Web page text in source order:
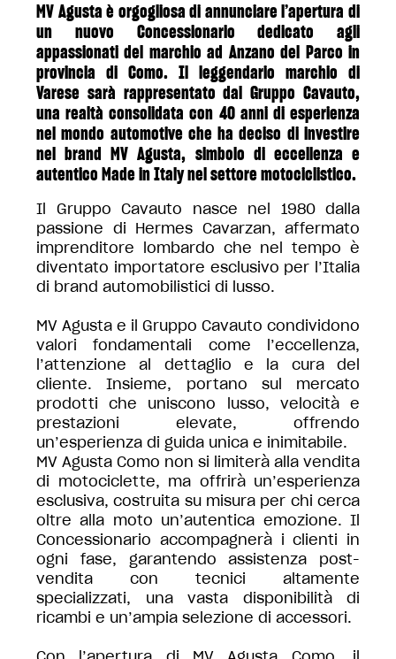
MV Agusta è orgogliosa di annunciare l’apertura di
un nuovo Concessionario dedicato agli
appassionati del marchio ad Anzano del Parco in
provincia di Como. Il leggendario marchio di
Varese sarà rappresentato dal Gruppo Cavauto,
una realtà consolidata con 40 anni di esperienza
nel mondo automotive che ha deciso di investire
nel brand MV Agusta, simbolo di eccellenza e
autentico Made in Italy nel settore motociclistico.
Il Gruppo Cavauto nasce nel 1980 dalla
passione di Hermes Cavarzan, affermato
imprenditore lombardo che nel tempo è
diventato importatore esclusivo per l’Italia
di brand automobilistici di lusso.
MV Agusta e il Gruppo Cavauto condividono
valori fondamentali come l’eccellenza,
l’attenzione al dettaglio e la cura del
cliente. Insieme, portano sul mercato
prodotti che uniscono lusso, velocità e
prestazioni elevate, offrendo
un’esperienza di guida unica e inimitabile.
MV Agusta Como non si limiterà alla vendita
di motociclette, ma offrirà un’esperienza
esclusiva, costruita su misura per chi cerca
oltre alla moto un’autentica emozione. Il
Concessionario accompagnerà i clienti in
ogni fase, garantendo assistenza post-
vendita con tecnici altamente
specializzati, una vasta disponibilità di
ricambi e un’ampia selezione di accessori.